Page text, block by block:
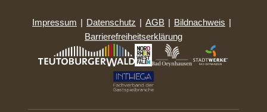
Impressum | Datenschutz | AGB | Bildnachweis |
Barrierefreiheitserklärung